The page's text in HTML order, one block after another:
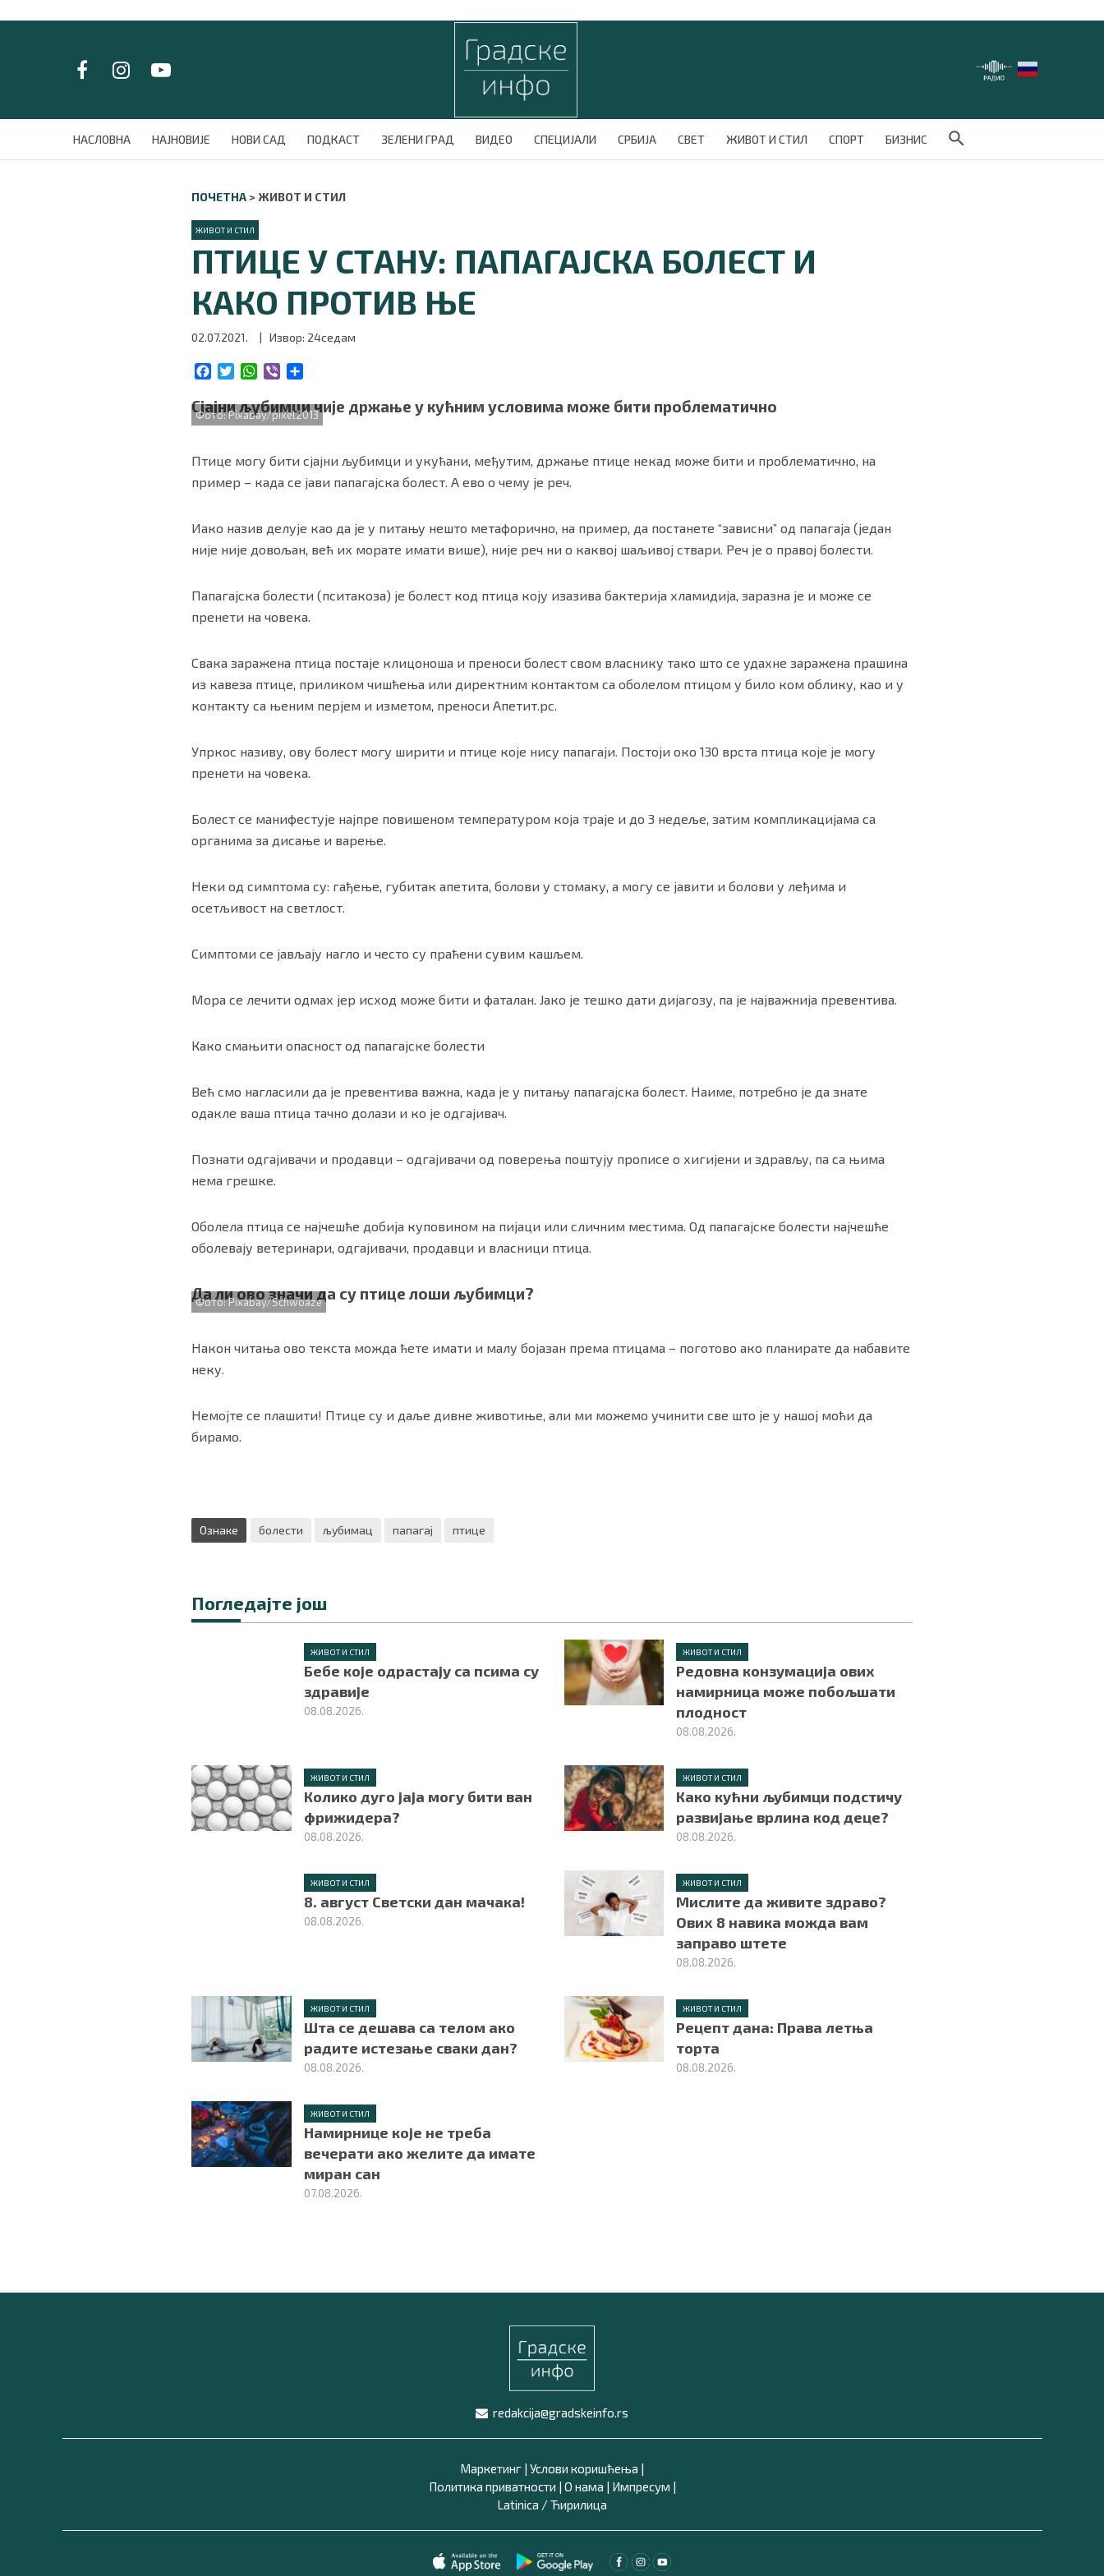
НАСЛОВНА НАЈНОВИЈЕ НОВИ САД ПОДКАСТ ЗЕЛЕНИ ГРАД ВИДЕО СПЕЦИЈАЛИ СРБИЈА СВЕТ ЖИВОТ И СТИЛ СПОРТ БИЗНИС
Search Button
ПОЧЕТНА > ЖИВОТ И СТИЛ
ЖИВОТ И СТИЛ
ПТИЦЕ У СТАНУ: ПАПАГАЈСКА БОЛЕСТ И
КАКО ПРОТИВ ЊЕ
02.07.2021. | Извор: 24седам
c
e
o
k
i
t
r
W
a
t
p
p
b
e
a
r
Сјајни љубимци чије држање у кућним условима може бити проблематично
Фото: Pixabay/pixel2013
Птице могу бити сјајни љубимци и укућани, међутим, држање птице некад може бити и проблематично, на
пример – када се јави папагајска болест. А ево о чему је реч.
Иако назив делује као да је у питању нешто метафорично, на пример, да постанете “зависни” од папагаја (један
није није довољан, већ их морате имати више), није реч ни о каквој шаљивој ствари. Реч је о правој болести.
Папагајска болести (пситакоза) је болест код птица коју изазива бактерија хламидија, заразна је и може се
пренети на човека.
Свака заражена птица постаје клицоноша и преноси болест свом власнику тако што се удахне заражена прашина
из кавеза птице, приликом чишћења или директним контактом са оболелом птицом у било ком облику, као и у
контакту са њеним перјем и изметом, преноси Апетит.рс.
Упркос називу, ову болест могу ширити и птице које нису папагаји. Постоји око 130 врста птица које је могу
пренети на човека.
Болест се манифестује најпре повишеном температуром која траје и до 3 недеље, затим компликацијама са
органима за дисање и варење.
Неки од симптома су: гађење, губитак апетита, болови у стомаку, а могу се јавити и болови у леђима и
осетљивост на светлост.
Симптоми се јављају нагло и често су праћени сувим кашљем.
Мора се лечити одмах јер исход може бити и фаталан. Јако је тешко дати дијагозу, па је најважнија превентива.
Како смањити опасност од папагајске болести
Већ смо нагласили да је превентива важна, када је у питању папагајска болест. Наиме, потребно је да знате
одакле ваша птица тачно долази и ко је одгајивач.
Познати одгајивачи и продавци – одгајивачи од поверења поштују прописе о хигијени и здрављу, па са њима
нема грешке.
Оболела птица се најчешће добија куповином на пијаци или сличним местима. Од папагајске болести најчешће
оболевају ветеринари, одгајивачи, продавци и власници птица.
Да ли ово значи да су птице лоши љубимци?
Фото: Pixabay/Schwoaze
Након читања ово текста можда ћете имати и малу бојазан према птицама – поготово ако планирате да набавите
неку.
Немојте се плашити! Птице су и даље дивне животиње, али ми можемо учинити све што је у нашој моћи да
бирамо.
Ознаке болести љубимац папагај птице
Погледајте још
ЖИВОТ И СТИЛ
Бебе које одрастају са псима су
здравије
08.08.2026.
ЖИВОТ И СТИЛ
Редовна конзумација ових
намирница може побољшати
плодност
08.08.2026.
ЖИВОТ И СТИЛ
Колико дуго јаја могу бити ван
фрижидера?
08.08.2026.
ЖИВОТ И СТИЛ
Како кућни љубимци подстичу
развијање врлина код деце?
08.08.2026.
ЖИВОТ И СТИЛ
8. август Светски дан мачака!
08.08.2026.
ЖИВОТ И СТИЛ
Мислите да живите здраво?
Ових 8 навика можда вам
заправо штете
08.08.2026.
ЖИВОТ И СТИЛ
Шта се дешава са телом ако
радите истезање сваки дан?
08.08.2026.
ЖИВОТ И СТИЛ
Рецепт дана: Права летња
торта
08.08.2026.
ЖИВОТ И СТИЛ
Намирнице које не треба
вечерати ако желите да имате
миран сан
07.08.2026.
redakcija@gradskeinfo.rs
Маркетинг | Услови коришћења |
Политика приватности | О нама | Импресум |
Latinica /Ћирилица
НАСЛОВНА
НАЈНОВИЈЕ
Услови коришћења|Политика приватности|О нама